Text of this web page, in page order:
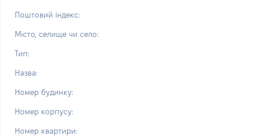
Поштовий індекс:
Місто, селище чи село:
Тип:
Назва:
Номер будинку:
Номер корпусу:
Номер квартири: